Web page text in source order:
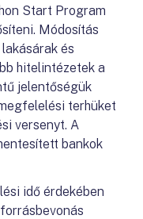
Start Program
Módosítás
és
hitelintézetek a
jelentőségük
terhüket
versenyt. A
bankok
idő érdekében